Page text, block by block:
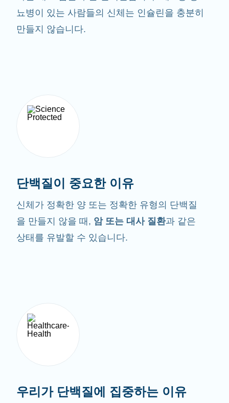
뇨병이 있는 사람들의 신체는 인슐린을 충분히
만들지 않습니다.
단백질이 중요한 이유
신체가 정확한 양 또는 정확한 유형의 단백질
을 만들지 않을 때, 암 또는 대사 질환과 같은
상태를 유발할 수 있습니다.
우리가 단백질에 집중하는 이유